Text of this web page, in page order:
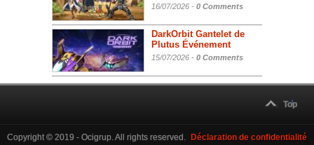
16/07/2026 - 0 Comments
DarkOrbit Gantelet de
Plutus Événement
15/07/2026 - 0 Comments
Top
Copyright © 2019 - Ocigrup. All rights reserved. Déclaration de confidentialité